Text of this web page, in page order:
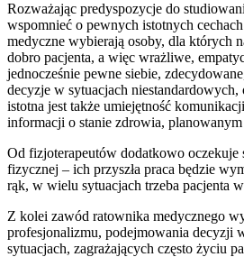
Rozważając predyspozycje do
wspomnieć o pewnych istotnych
medyczne wybierają osoby, dla których
dobro pacjenta, a więc wrażliwe,
jednocześnie pewne siebie,
decyzje w sytuacjach niestandardowych,
istotna jest także umiejętność
informacji o stanie zdrowia, planowanym
Od fizjoterapeutów dodatkowo oczekuje
fizycznej – ich przyszła praca będzie
rąk, w wielu sytuacjach trzeba pacjenta
Z kolei zawód ratownika medycznego
profesjonalizmu, podejmowania decyzji
sytuacjach, zagrażających często życiu